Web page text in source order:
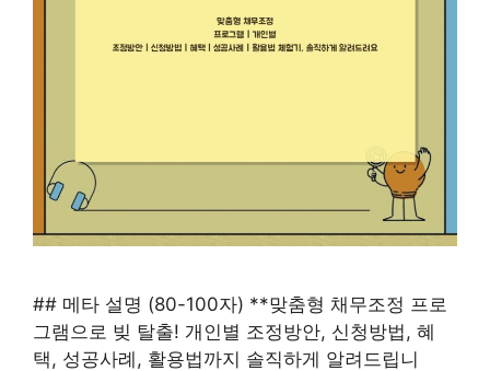
## 메타 설명 (80-100자) **맞춤형 채무조정 프로
그램으로 빚 탈출! 개인별 조정방안, 신청방법, 혜
택, 성공사례, 활용법까지 솔직하게 알려드립니